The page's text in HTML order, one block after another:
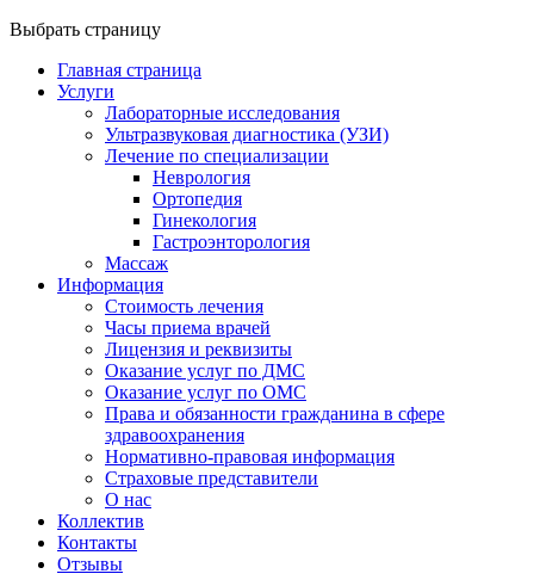
Выбрать страницу
Главная страница
Услуги
Лабораторные исследования
Ультразвуковая диагностика (УЗИ)
Лечение по специализации
Неврология
Ортопедия
Гинекология
Гастроэнторология
Массаж
Информация
Стоимость лечения
Часы приема врачей
Лицензия и реквизиты
Оказание услуг по ДМС
Оказание услуг по ОМС
Права и обязанности гражданина в сфере
здравоохранения
Нормативно-правовая информация
Страховые представители
О нас
Коллектив
Контакты
Отзывы